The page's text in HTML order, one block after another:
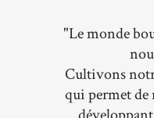
"Le monde
Cultivons
qui permet de